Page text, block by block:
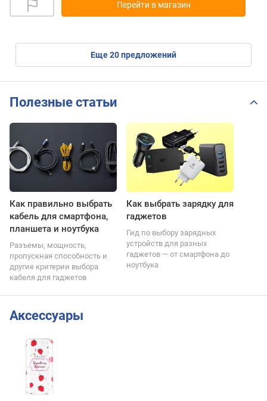
Перейти в магазин
eще20предложений
Полезные статьи
Как правильно выбрать
кабель для смартфона,
планшета и ноутбука
Разъемы, мощность,
пропускная способность и
другие критерии выбора
кабеля для гаджетов
Как выбрать зарядку для
гаджетов
Гид по выбору зарядных
устройств для разных
гаджетов — от смартфона до
ноутбука
Аксессуары